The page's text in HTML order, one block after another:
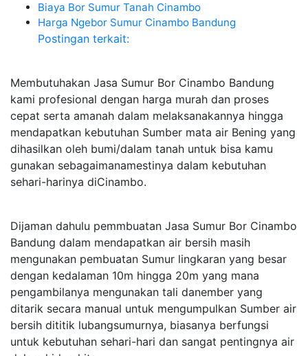
Biaya Bor Sumur Tanah Cinambo
Harga Ngebor Sumur Cinambo Bandung
Postingan terkait:
Membutuhakan Jasa Sumur Bor Cinambo Bandung
kami profesional dengan harga murah dan proses
cepat serta amanah dalam melaksanakannya hingga
mendapatkan kebutuhan Sumber mata air Bening yang
dihasilkan oleh bumi/dalam tanah untuk bisa kamu
gunakan sebagaimanamestinya dalam kebutuhan
sehari-harinya diCinambo.
Dijaman dahulu pemmbuatan Jasa Sumur Bor Cinambo
Bandung dalam mendapatkan air bersih masih
mengunakan pembuatan Sumur lingkaran yang besar
dengan kedalaman 10m hingga 20m yang mana
pengambilanya mengunakan tali danember yang
ditarik secara manual untuk mengumpulkan Sumber air
bersih dititik lubangsumurnya, biasanya berfungsi
untuk kebutuhan sehari-hari dan sangat pentingnya air